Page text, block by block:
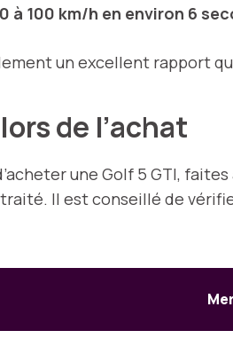
0 à 100 km/h en environ 6
un excellent rapport
de l’achat
une Golf 5 GTI,
Il est conseillé de